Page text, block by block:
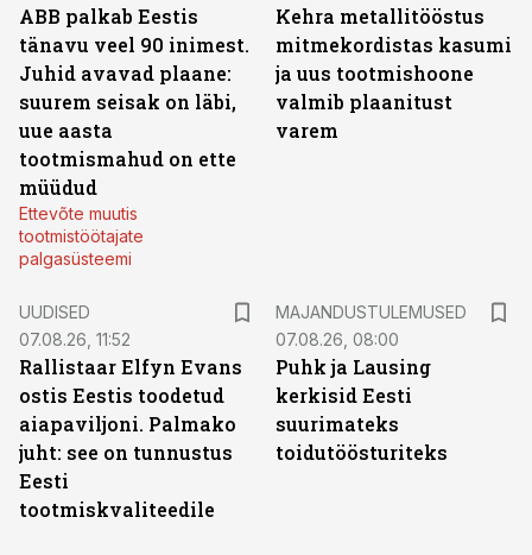
ABB palkab Eestis
tänavu veel 90 inimest.
Juhid avavad plaane:
suurem seisak on läbi,
uue aasta
tootmismahud on ette
müüdud
Ettevõte muutis
tootmistöötajate
palgasüsteemi
Kehra metallitööstus
mitmekordistas kasumi
ja uus tootmishoone
valmib plaanitust
varem
UUDISED
07.08.26, 11:52
Rallistaar Elfyn Evans
ostis Eestis toodetud
aiapaviljoni. Palmako
juht: see on tunnustus
Eesti
tootmiskvaliteedile
MAJANDUSTULEMUSED
07.08.26, 08:00
Puhk ja Lausing
kerkisid Eesti
suurimateks
toidutöösturiteks